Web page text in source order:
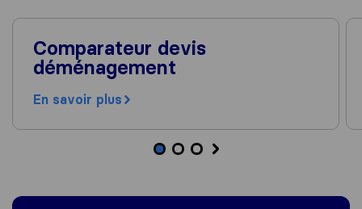
Comparateur devis
déménagement
En savoir plus